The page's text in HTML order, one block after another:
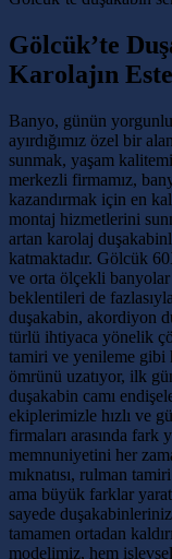
Gölcük’te
Karolajın
Banyo, günün
ayırdığımız özel bir
sunmak, yaşam
merkezli firmamız,
kazandırmak için en
montaj hizmetlerini
artan karolaj
katmaktadır. Gölcük
ve orta ölçekli
beklentileri de
duşakabin, akordiyon
türlü ihtiyaca yönelik
tamiri ve yenileme gibi
ömrünü uzatıyor, ilk
duşakabin camı
ekiplerimizle hızlı ve
firmaları arasında fark
memnuniyetini her
mıknatısı, rulman
ama büyük farklar
sayede
tamamen ortadan
modelimiz, hem